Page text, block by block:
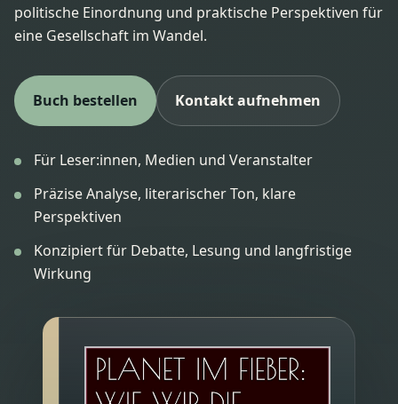
politische Einordnung und praktische Perspektiven für
eine Gesellschaft im Wandel.
Buch bestellen Kontakt aufnehmen
Für Leser:innen, Medien und Veranstalter
Präzise Analyse, literarischer Ton, klare
Perspektiven
Konzipiert für Debatte, Lesung und langfristige
Wirkung